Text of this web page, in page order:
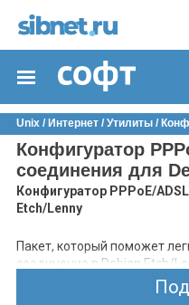
Unix / Интернет / Утилиты /
Конфигуратор
соединения для
Конфигуратор PPPoE/
Etch/Lenny
Пакет, который поможет
соединение в Debian Etch/